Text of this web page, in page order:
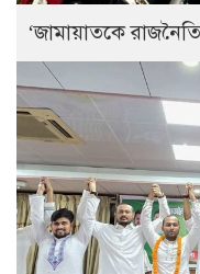
‘জামায়াতকে